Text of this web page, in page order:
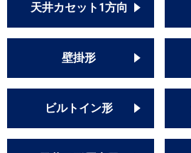
天井カセット1方向
壁掛形
ビルトイン形